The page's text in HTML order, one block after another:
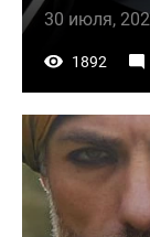
30 июля,
1892